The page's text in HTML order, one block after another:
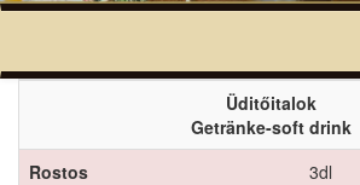
Üditőitalok
Getränke-soft drink
Rostos
3dl